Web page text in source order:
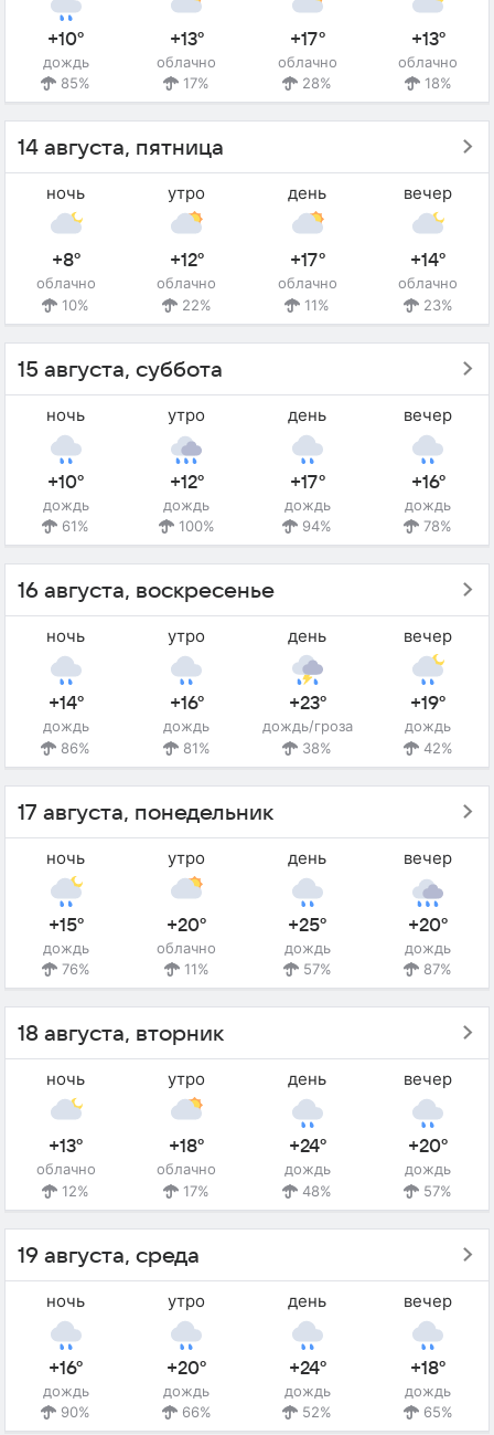
+10°
дождь
85%
+13°
облачно
17%
+17°
облачно
28%
+13°
облачно
18%
14 августа, пятница
ночь
+8°
облачно
10%
утро
+12°
облачно
22%
день
+17°
облачно
11%
вечер
+14°
облачно
23%
15 августа, суббота
ночь
+10°
дождь
61%
утро
+12°
дождь
100%
день
+17°
дождь
94%
вечер
+16°
дождь
78%
16 августа, воскресенье
ночь
+14°
дождь
86%
утро
+16°
дождь
81%
день
+23°
дождь/гроза
38%
вечер
+19°
дождь
42%
17 августа, понедельник
ночь
+15°
дождь
76%
утро
+20°
облачно
11%
день
+25°
дождь
57%
вечер
+20°
дождь
87%
18 августа, вторник
ночь
+13°
облачно
12%
утро
+18°
облачно
17%
день
+24°
дождь
48%
вечер
+20°
дождь
57%
19 августа, среда
ночь
+16°
дождь
90%
утро
+20°
дождь
66%
день
+24°
дождь
52%
вечер
+18°
дождь
65%